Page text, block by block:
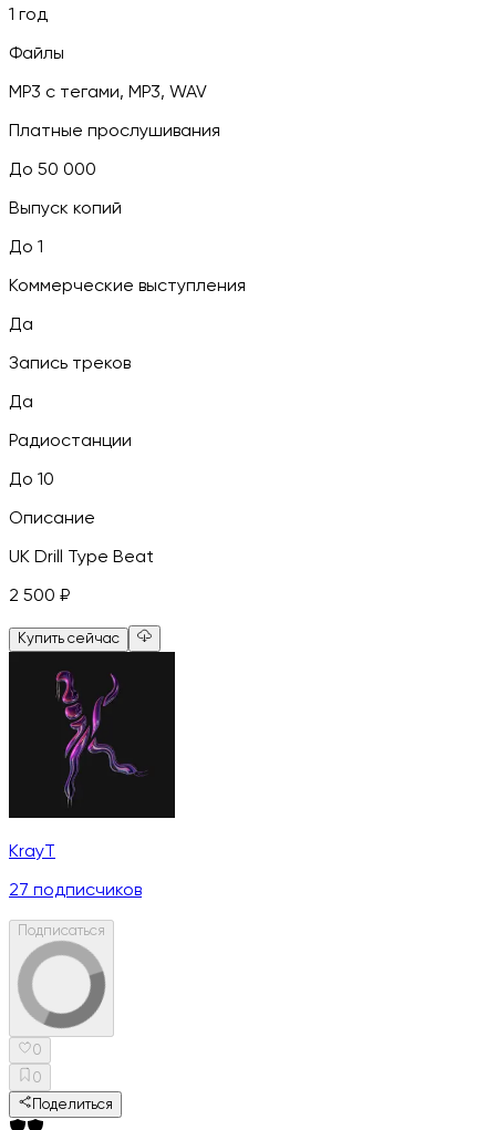
1 год
Файлы
MP3 c тегами, MP3, WAV
Платные прослушивания
До 50 000
Выпуск копий
До 1
Коммерческие выступления
Да
Запись треков
Да
Радиостанции
До 10
Описание
UK Drill Type Beat
2 500 ₽
Купить сейчас
KrayT
27 подписчиков
Подписаться
0
0
Поделиться